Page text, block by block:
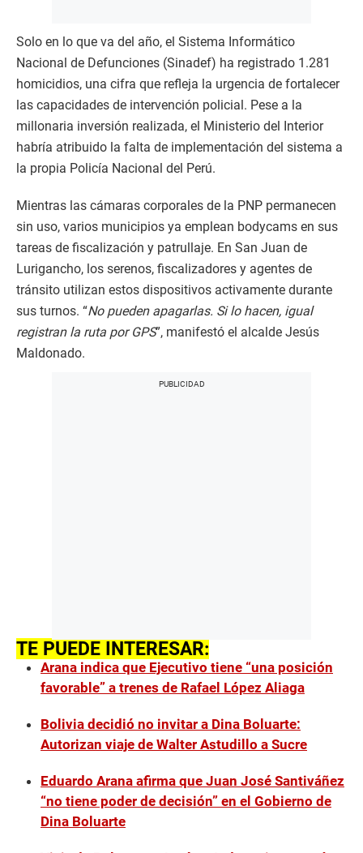
Solo en lo que va del año, el Sistema Informático
Nacional de Defunciones (Sinadef) ha registrado 1.281
homicidios, una cifra que refleja la urgencia de fortalecer
las capacidades de intervención policial. Pese a la
millonaria inversión realizada, el Ministerio del Interior
habría atribuido la falta de implementación del sistema a
la propia Policía Nacional del Perú.
Mientras las cámaras corporales de la PNP permanecen
sin uso, varios municipios ya emplean bodycams en sus
tareas de fiscalización y patrullaje. En San Juan de
Lurigancho, los serenos, fiscalizadores y agentes de
tránsito utilizan estos dispositivos activamente durante
sus turnos. “No pueden apagarlas. Si lo hacen, igual
registran la ruta por GPS”, manifestó el alcalde Jesús
Maldonado.
TE PUEDE INTERESAR:
Arana indica que Ejecutivo tiene “una posición
favorable” a trenes de Rafael López Aliaga
Bolivia decidió no invitar a Dina Boluarte:
Autorizan viaje de Walter Astudillo a Sucre
Eduardo Arana afirma que Juan José Santiváñez
“no tiene poder de decisión” en el Gobierno de
Dina Boluarte